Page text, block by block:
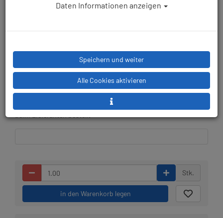
199,00 €*
Lieferbar in 4-5
Prämienpunkte: 199
Stk.
in den Warenkorb legen
Daten Informationen anzeigen
Speichern und weiter
Alle Cookies aktivieren